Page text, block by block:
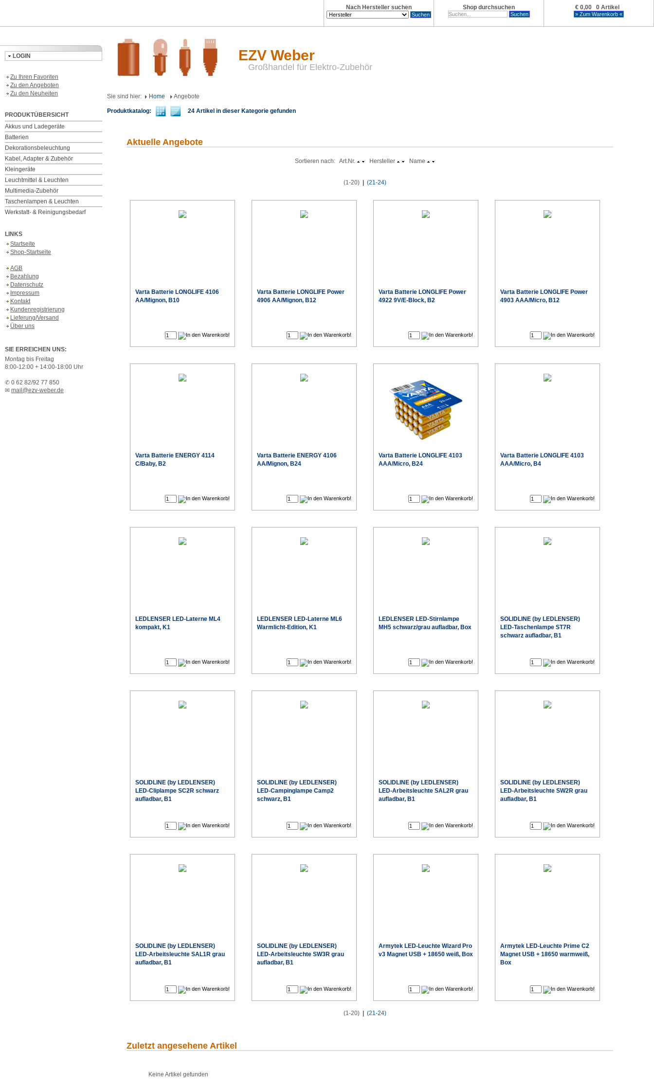
€ 0,00 0 Artikel
Shop durchsuchen
Nach Hersteller suchen
LOGIN
Zu Ihren Favoriten
Zu den Angeboten
Zu den Neuheiten
PRODUKTÜBERSICHT
Akkus und Ladegeräte
Batterien
Dekorationsbeleuchtung
Kabel, Adapter & Zubehör
Kleingeräte
Leuchtmittel & Leuchten
Multimedia-Zubehör
Taschenlampen & Leuchten
Werkstatt- & Reinigungsbedarf
LINKS
Startseite
Shop-Startseite
AGB
Bezahlung
Datenschutz
Impressum
Kontakt
Kundenregistrierung
Lieferung/Versand
Über uns
SIE ERREICHEN UNS:
Montag bis Freitag
8:00-12:00 + 14:00-18:00 Uhr
✆ 0 62 82/92 77 850
✉ mail@ezv-weber.de
EZV Weber
Großhandel für Elektro-Zubehör
Sie sind hier: Home Angebote
Produktkatalog: 24 Artikel in dieser Kategorie gefunden
Aktuelle Angebote
Sortieren nach: Art.Nr. Hersteller Name
(1-20) (21-24)
Varta Batterie LONGLIFE 4106
AA/Mignon, B10
Varta Batterie LONGLIFE Power
4906 AA/Mignon, B12
Varta Batterie LONGLIFE Power
4922 9V/E-Block, B2
Varta Batterie LONGLIFE Power
4903 AAA/Micro, B12
Varta Batterie ENERGY 4114
C/Baby, B2
Varta Batterie ENERGY 4106
AA/Mignon, B24
Varta Batterie LONGLIFE 4103
AAA/Micro, B24
Varta Batterie LONGLIFE 4103
AAA/Micro, B4
LEDLENSER LED-Laterne ML4
kompakt, K1
LEDLENSER LED-Laterne ML6
Warmlicht-Edition, K1
LEDLENSER LED-Stirnlampe
MH5 schwarz/grau aufladbar, Box
SOLIDLINE (by LEDLENSER)
LED-Taschenlampe ST7R
schwarz aufladbar, B1
SOLIDLINE (by LEDLENSER)
LED-Cliplampe SC2R schwarz
aufladbar, B1
SOLIDLINE (by LEDLENSER)
LED-Campinglampe Camp2
schwarz, B1
SOLIDLINE (by LEDLENSER)
LED-Arbeitsleuchte SAL2R grau
aufladbar, B1
SOLIDLINE (by LEDLENSER)
LED-Arbeitsleuchte SW2R grau
aufladbar, B1
SOLIDLINE (by LEDLENSER)
LED-Arbeitsleuchte SAL1R grau
aufladbar, B1
SOLIDLINE (by LEDLENSER)
LED-Arbeitsleuchte SW3R grau
aufladbar, B1
Armytek LED-Leuchte Wizard Pro
v3 Magnet USB + 18650 weiß, Box
Armytek LED-Leuchte Prime C2
Magnet USB + 18650 warmweiß,
Box
(1-20) (21-24)
Zuletzt angesehene Artikel
Keine Artikel gefunden